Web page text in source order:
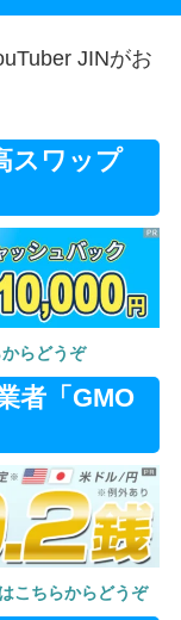
JINがお
スワップ
らどうぞ
者「GMO
こちらからどうぞ